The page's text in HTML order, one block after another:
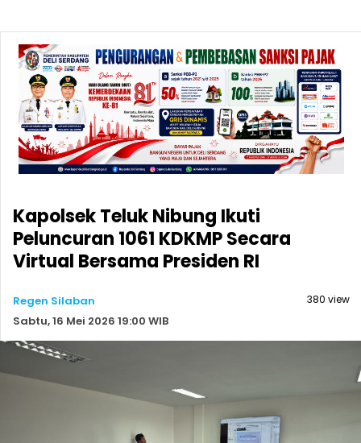
Kapolsek Teluk Nibung Ikuti
Peluncuran 1061 KDKMP Secara
Virtual Bersama Presiden RI
Regen Silaban
Sabtu, 16 Mei 2026 19:00 WIB
380 view